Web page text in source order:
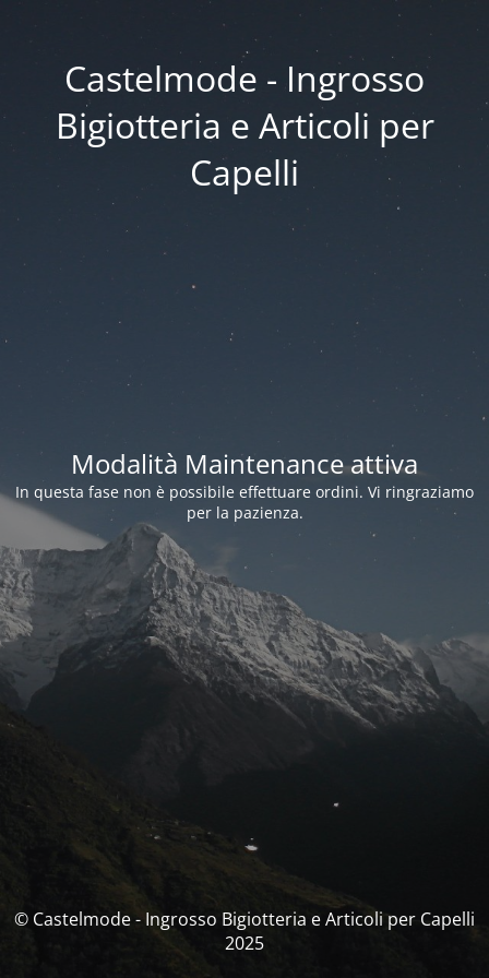
Castelmode - Ingrosso
Bigiotteria e Articoli per
Capelli
Modalità Maintenance attiva
In questa fase non è possibile effettuare ordini. Vi ringraziamo
per la pazienza.
© Castelmode - Ingrosso Bigiotteria e Articoli per Capelli
2025